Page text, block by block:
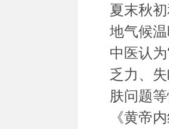
夏末秋
地气候
中医认
乏力、
肤问题
《黄帝